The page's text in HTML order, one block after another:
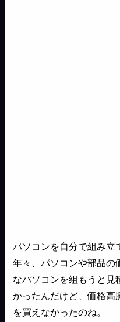
パソコンを自分で組み立
年々、パソコンや部品の
なパソコンを組もうと見
かったんだけど、価格高
を買えなかったのね。